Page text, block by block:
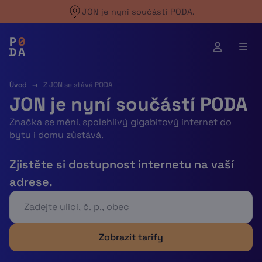
JON je nyní součástí PODA.
Úvod → Z JON se stává PODA
JON je nyní součástí PODA
Značka se mění, spolehlivý gigabitový internet do
bytu i domu zůstává.
Zjistěte si dostupnost internetu na vaší
adrese.
Zobrazit tarify